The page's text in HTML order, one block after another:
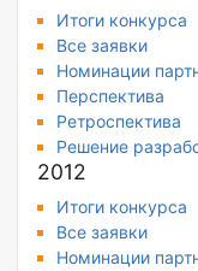
Итоги конкурса
Все заявки
Номинации
Перспектива
Ретроспектива
Решение
2012
Итоги конкурса
Все заявки
Номинации